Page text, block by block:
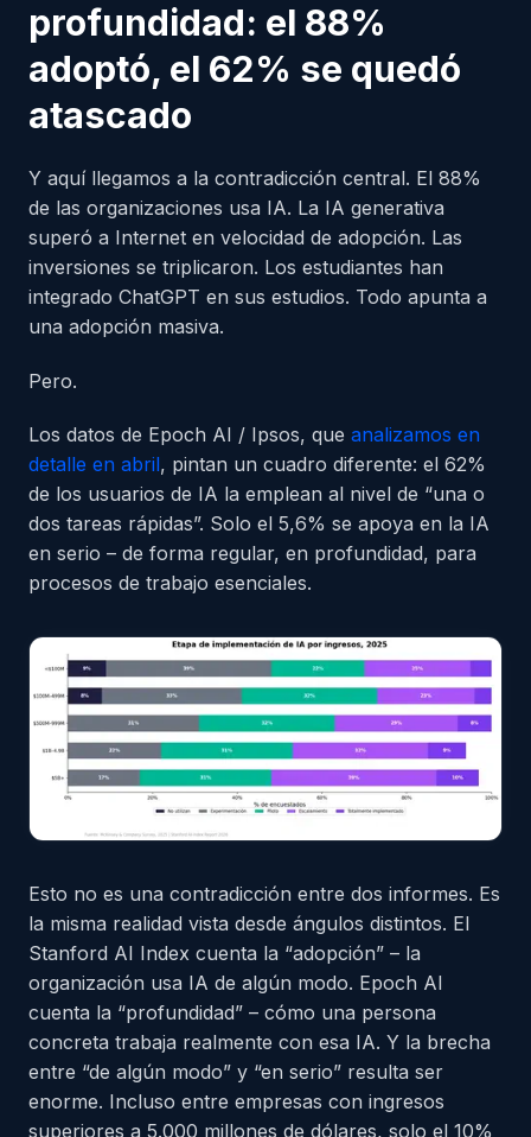
profundidad: el 88%
adoptó, el 62% se quedó
atascado
Y aquí llegamos a la contradicción central. El 88%
de las organizaciones usa IA. La IA generativa
superó a Internet en velocidad de adopción. Las
inversiones se triplicaron. Los estudiantes han
integrado ChatGPT en sus estudios. Todo apunta a
una adopción masiva.
Pero.
Los datos de Epoch AI / Ipsos, que analizamos en
detalle en abril, pintan un cuadro diferente: el 62%
de los usuarios de IA la emplean al nivel de “una o
dos tareas rápidas”. Solo el 5,6% se apoya en la IA
en serio – de forma regular, en profundidad, para
procesos de trabajo esenciales.
Esto no es una contradicción entre dos informes. Es
la misma realidad vista desde ángulos distintos. El
Stanford AI Index cuenta la “adopción” – la
organización usa IA de algún modo. Epoch AI
cuenta la “profundidad” – cómo una persona
concreta trabaja realmente con esa IA. Y la brecha
entre “de algún modo” y “en serio” resulta ser
enorme. Incluso entre empresas con ingresos
superiores a 5.000 millones de dólares, solo el 10%